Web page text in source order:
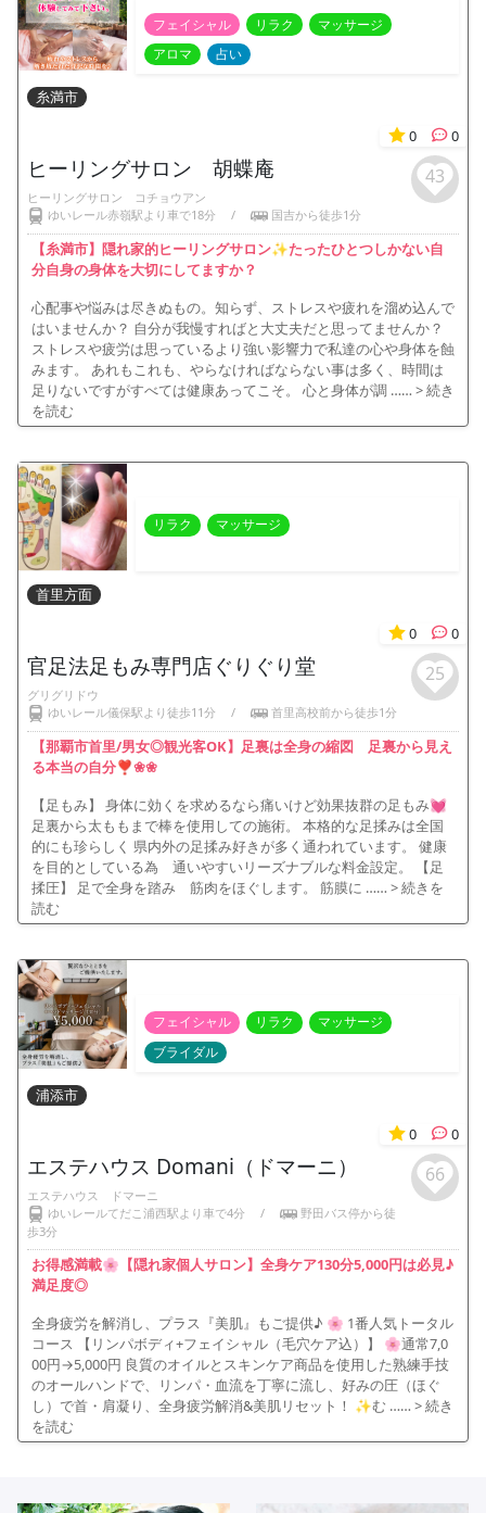
フェイシャル リラク
マッサージ
アロマ
占い
糸満市
0
0
ヒーリングサロン 胡蝶庵
ヒーリングサロン コチョウアン
ゆいレール赤嶺駅より車で18分
/ 国吉から徒歩1分
43
【糸満市】隠れ家的ヒーリングサロン✨たったひとつしかない自
分自身の身体を大切にしてますか？
心配事や悩みは尽きぬもの。知らず、ストレスや疲れを溜め込んで
はいませんか？ 自分が我慢すればと大丈夫だと思ってませんか？
ストレスや疲労は思っているより強い影響力で私達の心や身体を蝕
みます。 あれもこれも、やらなければならない事は多く、時間は
足りないですがすべては健康あってこそ。 心と身体が調 …… > 続き
を読む
リラク マッサージ
首里方面
0
0
官足法足もみ専門店ぐりぐり堂
グリグリドウ
ゆいレール儀保駅より徒歩11分
/ 首里高校前から徒歩1分
25
【那覇市首里/男女◎観光客OK】足裏は全身の縮図 足裏から見え
る本当の自分❣❀❀
【足もみ】 身体に効くを求めるなら痛いけど効果抜群の足もみ💓
足裏から太ももまで棒を使用しての施術。 本格的な足揉みは全国
的にも珍らしく 県内外の足揉み好きが多く通われています。 健康
を目的としている為 通いやすいリーズナブルな料金設定。 【足
揉圧】 足で全身を踏み 筋肉をほぐします。 筋膜に …… > 続きを
読む
フェイシャル リラク
マッサージ
ブライダル
浦添市
0
0
エステハウス Domani（ドマーニ）
エステハウス ドマーニ
ゆいレールてだこ浦西駅より車で4分
/
野田バス停から徒
歩3分
66
お得感満載🌸【隠れ家個人サロン】全身ケア130分5,000円は必見♪
満足度◎
全身疲労を解消し、プラス『美肌』もご提供♪ 🌸 1番人気トータル
コース 【リンパボディ+フェイシャル（毛穴ケア込）】 🌸通常7,0
00円→5,000円 良質のオイルとスキンケア商品を使用した熟練手技
のオールハンドで、リンパ・血流を丁寧に流し、好みの圧（ほぐ
し）で首・肩凝り、全身疲労解消&美肌リセット！ ✨む …… > 続き
を読む